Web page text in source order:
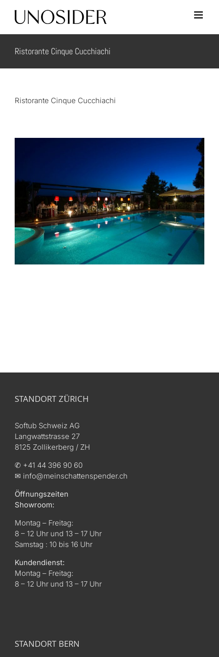
content
Ristorante Cinque Cucchiachi
Ristorante Cinque Cucchiachi
STANDORT ZÜRICH
Softub Schweiz AG
Langwattstrasse 27
8125 Zollikerberg / ZH
✆ +41 44 396 90 60
✉ info@meinschattenspender.ch
Öffnungszeiten
Showroom:
Montag – Freitag:
8 – 12 Uhr und 13 – 17 Uhr
Samstag : 10 bis 16 Uhr
Kundendienst:
Montag – Freitag:
8 – 12 Uhr und 13 – 17 Uhr
STANDORT BERN